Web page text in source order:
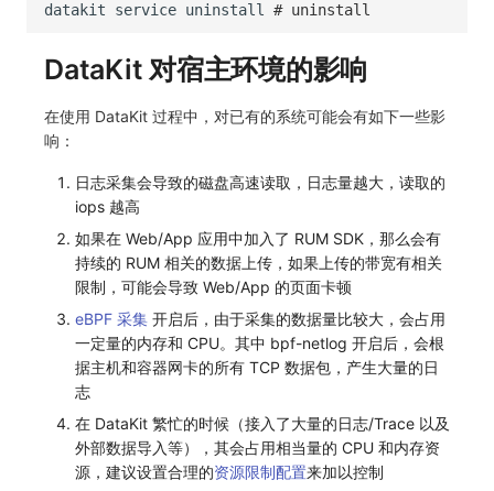
datakit
service uninstall # uninstall
DataKit 对宿主环境的影响
在使用 DataKit 过程中，对已有的系统可能会有如下一些影
响：
日志采集会导致的磁盘高速读取，日志量越大，读取的
iops 越高
如果在 Web/App 应用中加入了 RUM SDK，那么会有
持续的 RUM 相关的数据上传，如果上传的带宽有相关
限制，可能会导致 Web/App 的页面卡顿
eBPF 采集开启后，由于采集的数据量比较大，会占用
一定量的内存和 CPU。其中 bpf-netlog 开启后，会根
据主机和容器网卡的所有 TCP 数据包，产生大量的日
志
在 DataKit 繁忙的时候（接入了大量的日志/Trace 以及
外部数据导入等），其会占用相当量的 CPU 和内存资
源，建议设置合理的资源限制配置来加以控制